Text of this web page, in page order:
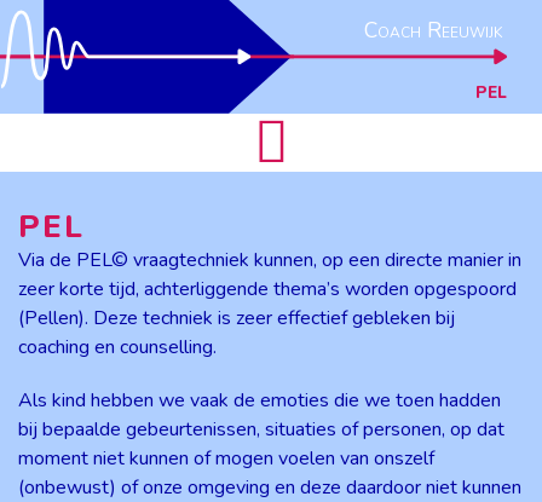
Coach Reeuwijk
PEL
PEL
Via de PEL© vraagtechniek kunnen, op een directe manier in
zeer korte tijd, achterliggende thema’s worden opgespoord
(Pellen). Deze techniek is zeer effectief gebleken bij
coaching en counselling.
Als kind hebben we vaak de emoties die we toen hadden
bij bepaalde gebeurtenissen, situaties of personen, op dat
moment niet kunnen of mogen voelen van onszelf
(onbewust) of onze omgeving en deze daardoor niet kunnen